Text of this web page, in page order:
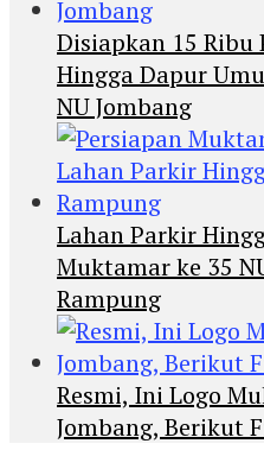
Disiapkan 15 Ribu
Hingga Dapur
NU Jombang
Lahan Parkir
Muktamar ke 35
Rampung
Resmi, Ini Logo
Jombang, Berikut